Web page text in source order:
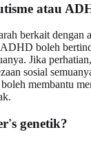
atau
berkait
boleh
Jika
sosial
membantu
genetik?